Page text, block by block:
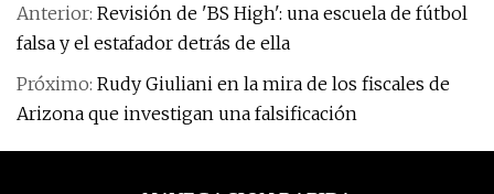
Anterior: Revisión de 'BS High': una escuela de fútbol
falsa y el estafador detrás de ella
Próximo: Rudy Giuliani en la mira de los fiscales de
Arizona que investigan una falsificación